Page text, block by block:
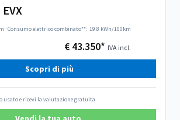
·Consumo elettrico combinato**: 19.8 kWh/100km
€ 43.350* IVA incl.
Scopri di più
usato e ricevi la valutazione gratuita